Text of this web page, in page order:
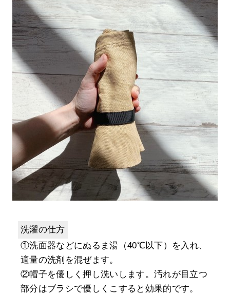
洗濯の仕方
①洗面器などにぬるま湯（40℃以下）を入れ、
適量の洗剤を混ぜます。
②帽子を優しく押し洗いします。汚れが目立つ
部分はブラシで優しくこすると効果的です。